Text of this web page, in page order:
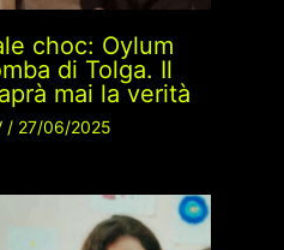
choc: Oylum
di Tolga. Il
mai la verità
/ 27/06/2025